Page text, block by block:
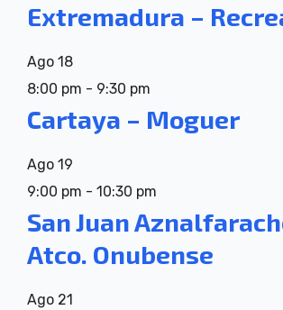
Extremadura –
Ago 18
8:00 pm - 9:30 pm
Cartaya – Moguer
Ago 19
9:00 pm - 10:30 pm
San Juan
Atco. Onubense
Ago 21